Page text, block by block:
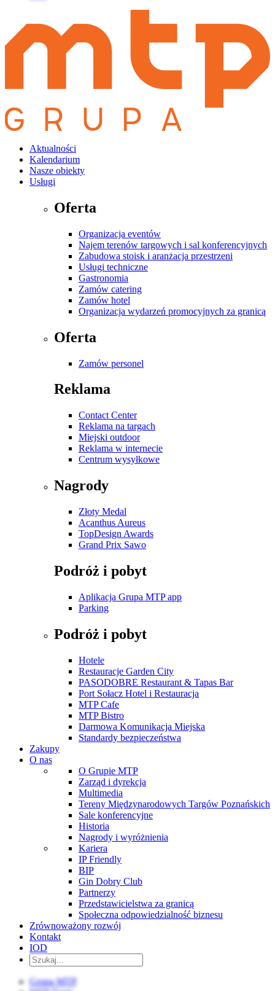
Aktualności
Kalendarium
Nasze obiekty
Usługi
Oferta
Organizacja eventów
Najem terenów targowych i sal konferencyjnych
Zabudowa stoisk i aranżacja przestrzeni
Usługi techniczne
Gastronomia
Zamów catering
Zamów hotel
Organizacja wydarzeń promocyjnych za granicą
Oferta
Zamów personel
Reklama
Contact Center
Reklama na targach
Miejski outdoor
Reklama w internecie
Centrum wysyłkowe
Nagrody
Złoty Medal
Acanthus Aureus
TopDesign Awards
Grand Prix Sawo
Podróż i pobyt
Aplikacja Grupa MTP app
Parking
Podróż i pobyt
Hotele
Restauracje Garden City
PASODOBRE Restaurant & Tapas Bar
Port Sołacz Hotel i Restauracja
MTP Cafe
MTP Bistro
Darmowa Komunikacja Miejska
Standardy bezpieczeństwa
Zakupy
O nas
O Grupie MTP
Zarząd i dyrekcja
Multimedia
Tereny Międzynarodowych Targów Poznańskich
Sale konferencyjne
Historia
Nagrody i wyróżnienia
Kariera
IP Friendly
BIP
Gin Dobry Club
Partnerzy
Przedstawicielstwa za granicą
Społeczna odpowiedzialność biznesu
Zrównoważony rozwój
Kontakt
IOD
Grupa MTP